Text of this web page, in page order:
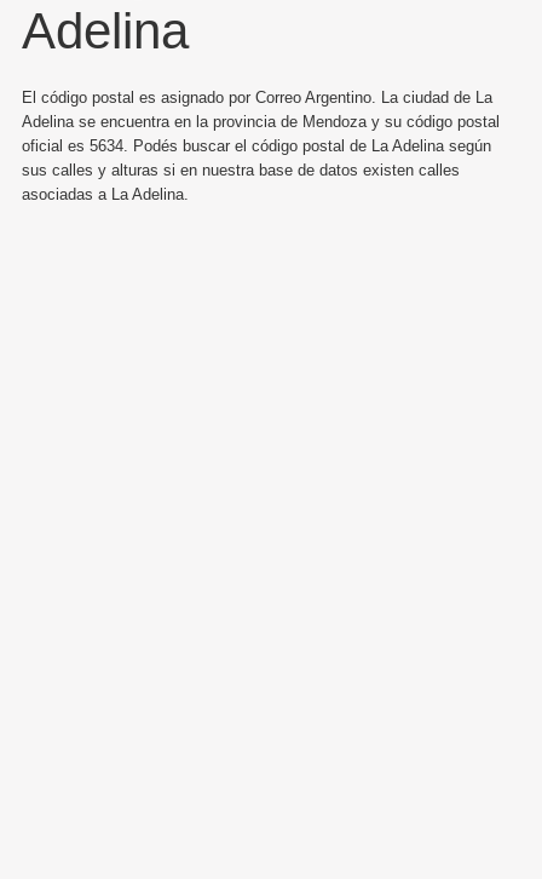
Adelina
El código postal es asignado por Correo Argentino. La ciudad de La
Adelina se encuentra en la provincia de Mendoza y su código postal
oficial es 5634. Podés buscar el código postal de La Adelina según
sus calles y alturas si en nuestra base de datos existen calles
asociadas a La Adelina.